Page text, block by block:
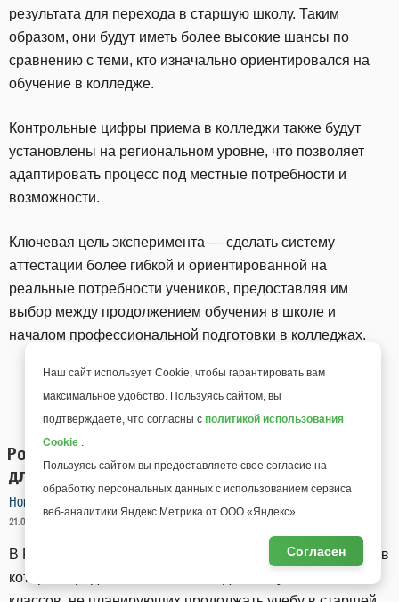
результата для перехода в старшую школу. Таким
образом, они будут иметь более высокие шансы по
сравнению с теми, кто изначально ориентировался на
обучение в колледже.
Контрольные цифры приема в колледжи также будут
установлены на региональном уровне, что позволяет
адаптировать процесс под местные потребности и
возможности.
Ключевая цель эксперимента — сделать систему
аттестации более гибкой и ориентированной на
реальные потребности учеников, предоставляя им
выбор между продолжением обучения в школе и
началом профессиональной подготовки в колледжах.
Рособрнадзор поддержал идею двух экзаменов
для выпускников 9 классов
Новости министерства образования
ОПУБЛИКОВАНО
21.01.2025 14:16
В Рособрнадзоре в целом поддерживают законопроект, в
котором предлагается оставить для выпускников 9
Наш сайт использует Cookie, чтобы гарантировать вам
максимальное удобство. Пользуясь сайтом, вы
подтверждаете, что согласны с политикой использования
Cookie .
Пользуясь сайтом вы предоставляете свое согласие на
обработку персональных данных с использованием сервиса
веб-аналитики Яндекс Метрика от ООО «Яндекс».
Согласен